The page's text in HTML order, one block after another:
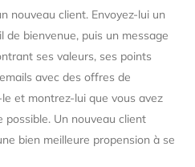
nouveau client. Envoyez-lui un
de bienvenue, puis un message
ses valeurs, ses points
avec des offres de
et montrez-lui que vous avez
possible. Un nouveau client
bien meilleure propension à se